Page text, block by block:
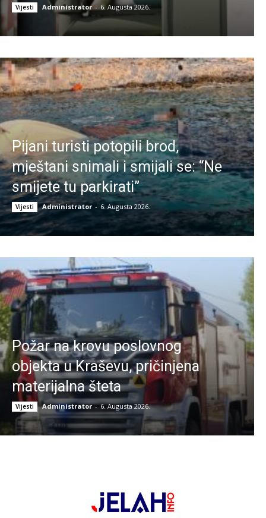
Vijesti Administrator - 6. Augusta 2026.
Pijani turisti potopili brod,
mještani snimali i smijali se: “Ne
smijete tu parkirati”
Vijesti Administrator - 6. Augusta 2026.
Požar na krovu poslovnog
objekta u Kraševu, pričinjena
materijalna šteta
Vijesti Administrator - 6. Augusta 2026.